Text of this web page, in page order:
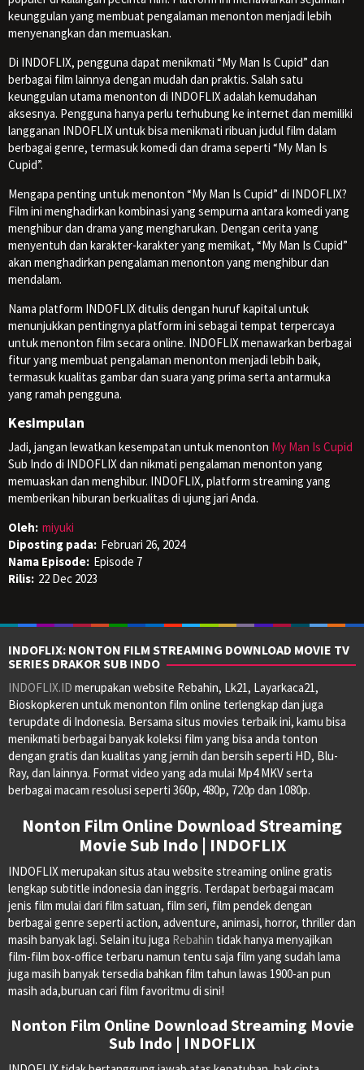
keunggulan yang membuat pengalaman menonton menjadi lebih
menyenangkan dan memuaskan.
Di INDOFLIX, pengguna dapat menikmati “My Man Is Cupid” dan
berbagai film lainnya dengan mudah dan praktis. Salah satu
keunggulan utama menonton di INDOFLIX adalah kemudahan
aksesnya. Pengguna hanya perlu terhubung ke internet dan memiliki
langganan INDOFLIX untuk bisa menikmati ribuan judul film dalam
berbagai genre, termasuk komedi dan drama seperti “My Man Is
Cupid”.
Mengapa penting untuk menonton “My Man Is Cupid” di INDOFLIX?
Film ini menghadirkan kombinasi yang sempurna antara komedi yang
menghibur dan drama yang mengharukan. Dengan cerita yang
menyentuh dan karakter-karakter yang memikat, “My Man Is Cupid”
akan menghadirkan pengalaman menonton yang menghibur dan
mendalam.
Nama platform INDOFLIX ditulis dengan huruf kapital untuk
menunjukkan pentingnya platform ini sebagai tempat terpercaya
untuk menonton film secara online. INDOFLIX menawarkan berbagai
fitur yang membuat pengalaman menonton menjadi lebih baik,
termasuk kualitas gambar dan suara yang prima serta antarmuka
yang ramah pengguna.
Kesimpulan
Jadi, jangan lewatkan kesempatan untuk menonton My Man Is Cupid
Sub Indo di INDOFLIX dan nikmati pengalaman menonton yang
memuaskan dan menghibur. INDOFLIX, platform streaming yang
memberikan hiburan berkualitas di ujung jari Anda.
Oleh: miyuki
Diposting pada: Februari 26, 2024
Nama Episode: Episode 7
Rilis: 22 Dec 2023
INDOFLIX: NONTON FILM STREAMING DOWNLOAD MOVIE TV
SERIES DRAKOR SUB INDO
INDOFLIX.ID merupakan website Rebahin, Lk21, Layarkaca21,
Bioskopkeren untuk menonton film online terlengkap dan juga
terupdate di Indonesia. Bersama situs movies terbaik ini, kamu bisa
menikmati berbagai banyak koleksi film yang bisa anda tonton
dengan gratis dan kualitas yang jernih dan bersih seperti HD, Blu-
Ray, dan lainnya. Format video yang ada mulai Mp4 MKV serta
berbagai macam resolusi seperti 360p, 480p, 720p dan 1080p.
Nonton Film Online Download Streaming
Movie Sub Indo | INDOFLIX
INDOFLIX merupakan situs atau website streaming online gratis
lengkap subtitle indonesia dan inggris. Terdapat berbagai macam
jenis film mulai dari film satuan, film seri, film pendek dengan
berbagai genre seperti action, adventure, animasi, horror, thriller dan
masih banyak lagi. Selain itu juga Rebahin tidak hanya menyajikan
film-film box-office terbaru namun tentu saja film yang sudah lama
juga masih banyak tersedia bahkan film tahun lawas 1900-an pun
masih ada,buruan cari film favoritmu di sini!
Nonton Film Online Download Streaming Movie
Sub Indo | INDOFLIX